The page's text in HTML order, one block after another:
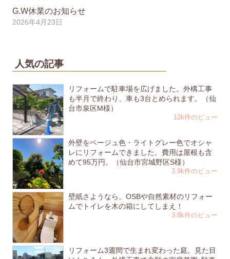
G.W休業のお知らせ
2026年4月23日
人気の記事
リフォームで駐車場を広げました。外構工事
も半月で終わり、車も3台とめられます。（仙
台市泉区M様）
12k件のビュー
外壁をベージュ色・ライトグレー色でオシャ
レにリフォームできました。費用は屋根も含
めて95万円。（仙台市宮城野区S様）
3.9k件のビュー
壁紙さようなら。OSBや自然素材のリフォー
ムでトイレを木の箱にしてしまえ！
3.8k件のビュー
リフォーム3週間で生まれ変わった庭。見た目